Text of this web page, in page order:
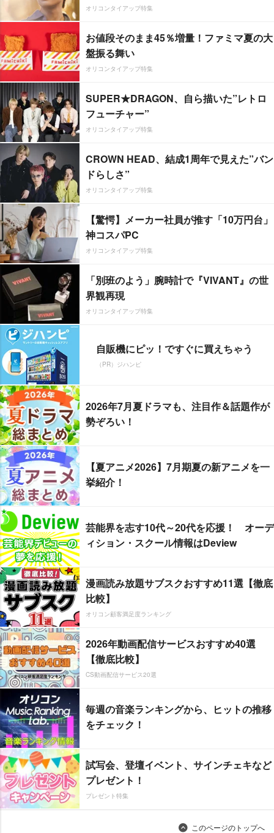
オリコンタイアップ特集
お値段そのまま45％増量！ファミマ夏の大
盤振る舞い
オリコンタイアップ特集
SUPER★DRAGON、自ら描いた”レトロ
フューチャー”
オリコンタイアップ特集
CROWN HEAD、結成1周年で見えた”バン
ドらしさ”
オリコンタイアップ特集
【驚愕】メーカー社員が推す「10万円台」
神コスパPC
オリコンタイアップ特集
「別班のよう」腕時計で『VIVANT』の世
界観再現
オリコンタイアップ特集
自販機にピッ！ですぐに買えちゃう
（PR）ジハンピ
2026年7月夏ドラマも、注目作＆話題作が
勢ぞろい！
【夏アニメ2026】7月期夏の新アニメを一
挙紹介！
芸能界を志す10代～20代を応援！ オーデ
ィション・スクール情報はDeview
漫画読み放題サブスクおすすめ11選【徹底
比較】
オリコン顧客満足度ランキング
2026年動画配信サービスおすすめ40選
【徹底比較】
CS動画配信サービス20選
毎週の音楽ランキングから、ヒットの推移
をチェック！
試写会、登壇イベント、サインチェキなど
プレゼント！
プレゼント特集
このページのトップへ